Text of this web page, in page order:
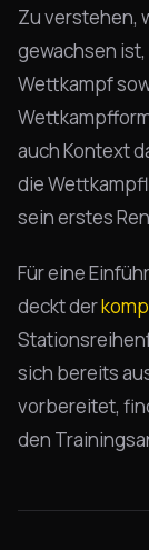
Zu verstehen,
gewachsen
Wettkampf
auch Kontext
die
sein erstes
Für eine
deckt der
sich bereits
vorbereitet,
den